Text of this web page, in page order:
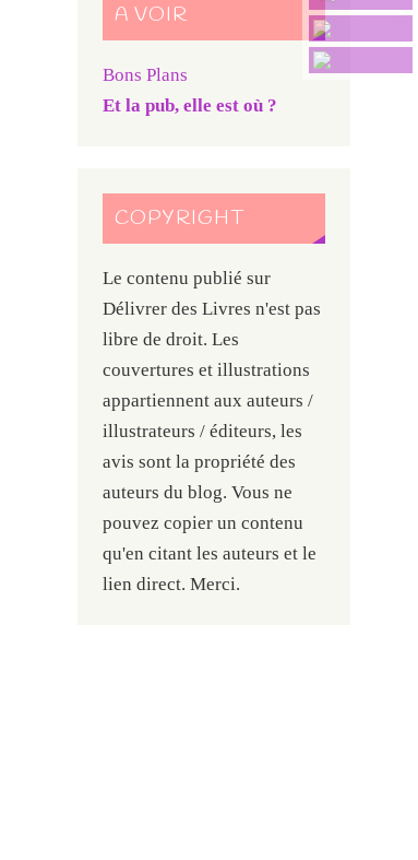
A VOIR
Bons Plans
Et la pub, elle est où ?
COPYRIGHT
Le contenu publié sur
Délivrer des Livres n'est pas
libre de droit. Les
couvertures et illustrations
appartiennent aux auteurs /
illustrateurs / éditeurs, les
avis sont la propriété des
auteurs du blog. Vous ne
pouvez copier un contenu
qu'en citant les auteurs et le
lien direct. Merci.